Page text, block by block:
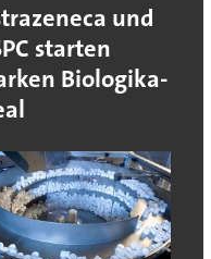
und
starten
Biologika-